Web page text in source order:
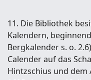
11. Die Bibliothek
Kalendern,
Bergkalender s. o.
Calender auf das
Hintzschius und dem